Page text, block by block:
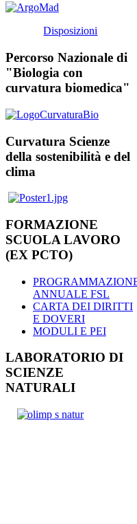
Disposizioni
Percorso Nazionale di
"Biologia con
curvatura biomedica"
Curvatura Scienze
della sostenibilità e del
clima
FORMAZIONE
SCUOLA LAVORO
(EX PCTO)
ANNUALE FSL
CARTA DEI DIRITTI
E DOVERI
MODULI E PEI
LABORATORIO DI
SCIENZE
NATURALI